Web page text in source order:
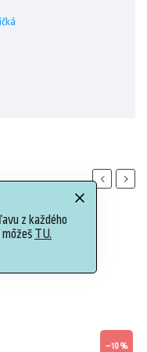
z každého
TU.
Previous
–10 %
Next